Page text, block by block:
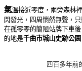
氣溫接近零度，兩旁森林
閃發光，四周悄然無聲，
在孤零零的簡陋站牌下車
的地是千曲市城山史跡公園
四百多年前